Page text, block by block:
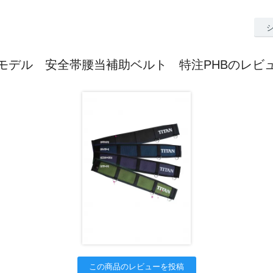
デル 安全帯腰当補助ベルト 特注PHBのレビ
この商品のレビューを投稿